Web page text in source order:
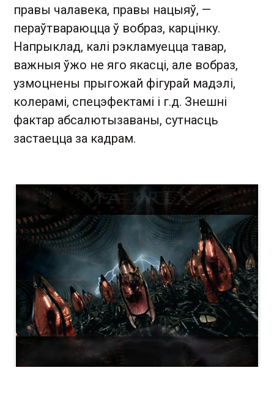
правы чалавека, правы нацыяў, —
пераўтвараюцца ў вобраз, карцінку.
Напрыклад, калі рэкламуецца тавар,
важныя ўжо не яго якасці, але вобраз,
узмоцнены прыгожай фігурай мадэлі,
колерамі, спецэфектамі і г.д. Знешні
фактар абсалютызаваны, сутнасць
застаецца за кадрам.